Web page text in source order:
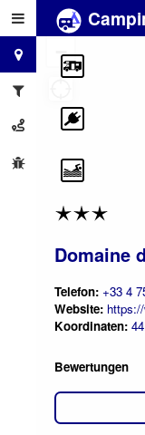
Domaine
Telefon: +33 4
Website:
Koordinaten:
Bewertungen
+
−